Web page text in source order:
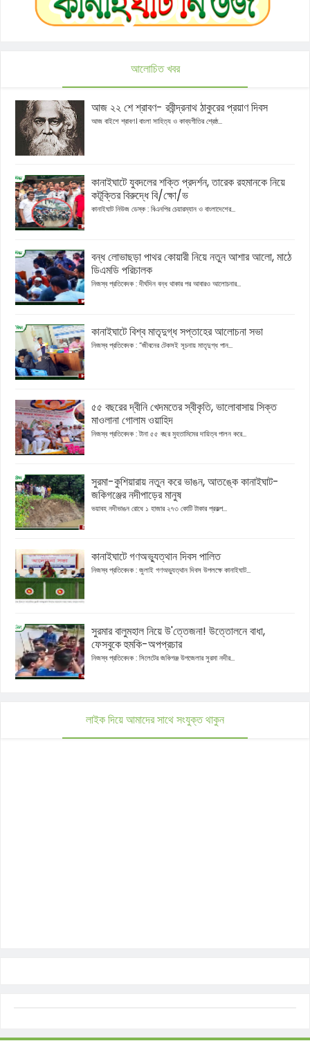
আলোচিত খবর
আজ ২২ শে শ্রাবণ- রবীন্দ্রনাথ ঠাকুরের প্রয়াণ দিবস
আজ বাইশে শ্রাবণ। বাংলা সাহিত্য ও কাব্যগীতির শ্রেষ্ঠ...
কানাইঘাটে যুবদলের শক্তি প্রদর্শন, তারেক রহমানকে নিয়ে
কটূক্তির বিরুদ্ধে বি/ক্ষো/ভ
কানাইঘাট নিউজ ডেস্ক : বিএনপির চেয়ারম্যান ও বাংলাদেশের...
বন্ধ লোভাছড়া পাথর কোয়ারী নিয়ে নতুন আশার আলো, মাঠে
ডিএমডি পরিচালক
নিজস্ব প্রতিবেদক : দীর্ঘদিন বন্ধ থাকার পর আবারও আলোচনার...
কানাইঘাটে বিশ্ব মাতৃদুগ্ধ সপ্তাহের আলোচনা সভা
নিজস্ব প্রতিবেদক : “জীবনের টেকসই সূচনায় মাতৃদুগ্ধ পান...
৫৫ বছরের দ্বীনি খেদমতের স্বীকৃতি, ভালোবাসায় সিক্ত
মাওলানা গোলাম ওয়াহিদ
নিজস্ব প্রতিবেদক : টানা ৫৫ বছর মুহতামিমের দায়িত্ব পালন করে...
সুরমা-কুশিয়ারায় নতুন করে ভাঙন, আতঙ্কে কানাইঘাট-
জকিগঞ্জের নদীপাড়ের মানুষ
ভয়াবহ নদীভাঙন রোধে ১ হাজার ২৭৩ কোটি টাকার প্রকল্প...
কানাইঘাটে গণঅভ্যুত্থান দিবস পালিত
নিজস্ব প্রতিবেদক : জুলাই গণঅভ্যুত্থান দিবস উপলক্ষে কানাইঘাট...
সুরমার বালুমহাল নিয়ে উ'ত্তেজনা! উত্তোলনে বাধা,
ফেসবুকে হুমকি-অপপ্রচার
নিজস্ব প্রতিবেদক : সিলেটের জকিগঞ্জ উপজেলার সুরমা নদীর...
লাইক দিয়ে আমাদের সাথে সংযুক্ত থাকুন